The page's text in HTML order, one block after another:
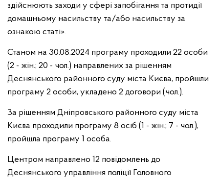
здійснюють заходи у сфері запобігання та протидії
домашньому насильству та/або насильству за
ознакою статі».
Станом на 30.08.2024 програму проходили 22 особи
(2 - жін.; 20 - чол.) направлених за рішенням
Деснянського районного суду міста Києва, пройшли
програму 2 особи, укладено 2 договори (чол.).
За рішенням Дніпровського районного суду міста
Києва проходили програму 8 осіб (1 - жін.; 7 - чол.),
пройшла програму 1 особа.
Центром направлено 12 повідомлень до
Деснянського управління поліції Головного